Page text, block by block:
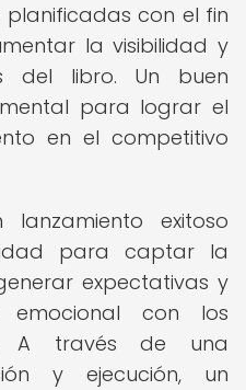
con el fin
la visibilidad y
del libro. Un buen
para lograr el
en el competitivo
exitoso
para captar la
expectativas y
emocional con los
A través de una
y ejecución, un